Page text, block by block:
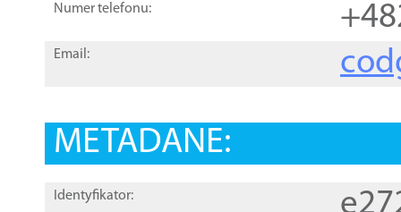
Numer telefonu:
Email:
METADANE:
Identyfikator: